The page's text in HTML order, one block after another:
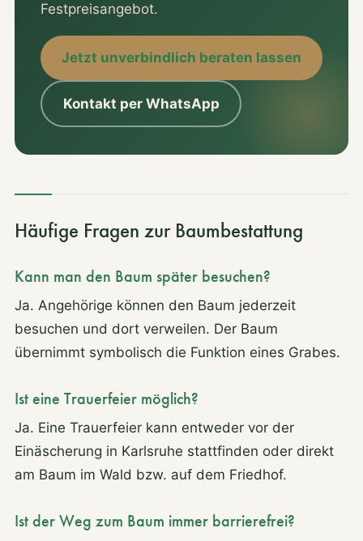
Festpreisangebot.
Jetzt unverbindlich beraten lassen
Kontakt per WhatsApp
Häufige Fragen zur Baumbestattung
Kann man den Baum später besuchen?
Ja. Angehörige können den Baum jederzeit
besuchen und dort verweilen. Der Baum
übernimmt symbolisch die Funktion eines Grabes.
Ist eine Trauerfeier möglich?
Ja. Eine Trauerfeier kann entweder vor der
Einäscherung in Karlsruhe stattfinden oder direkt
am Baum im Wald bzw. auf dem Friedhof.
Ist der Weg zum Baum immer barrierefrei?